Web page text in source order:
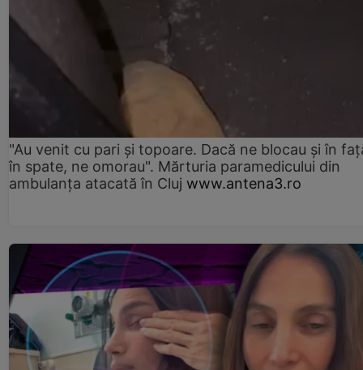
"Au venit cu pari și topoare. Dacă ne blocau şi în
în spate, ne omorau". Mărturia paramedicului din
ambulanţa atacată în Cluj www.antena3.ro